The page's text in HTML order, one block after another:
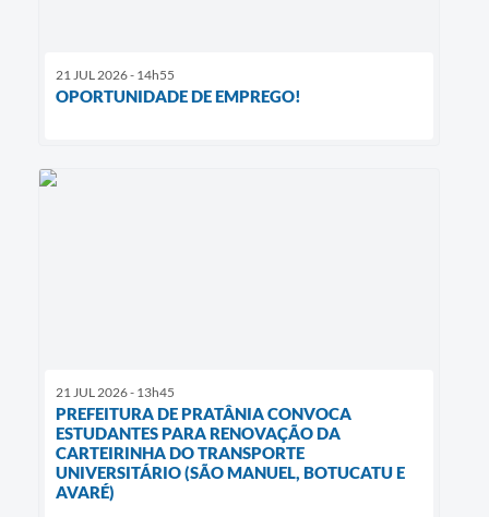
21 JUL 2026 - 14h55
OPORTUNIDADE DE EMPREGO!
21 JUL 2026 - 13h45
PREFEITURA DE PRATÂNIA CONVOCA
ESTUDANTES PARA RENOVAÇÃO DA
CARTEIRINHA DO TRANSPORTE
UNIVERSITÁRIO (SÃO MANUEL, BOTUCATU E
AVARÉ)